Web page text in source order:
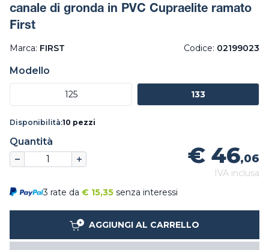
canale di gronda in PVC Cupraelite ramato
First
Marca: FIRST Codice: 02199023
Modello
125 133
Disponibilità:10 pezzi
Quantità
€ 46,06
IVA inclusa
3 rate da € 15,35 senza interessi
AGGIUNGI AL CARRELLO